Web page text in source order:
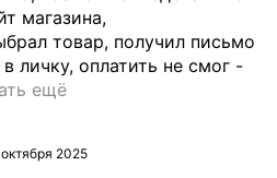
магазина,
товар, получил письмо
личку, оплатить не смог -
ещё
2025